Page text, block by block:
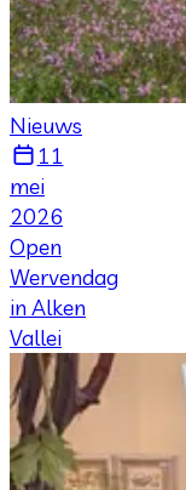
Nieuws
11
mei
2026
Open
Wervendag
in Alken
Vallei